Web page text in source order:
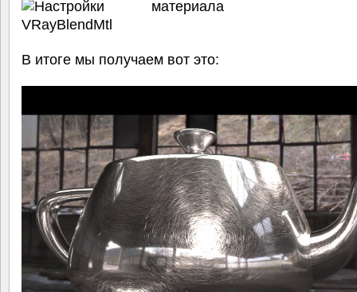
В итоге мы получаем вот это: